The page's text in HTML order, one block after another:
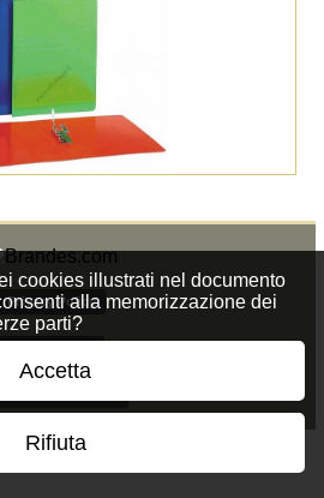
cookies illustrati nel documento
alla memorizzazione dei
parti?
Accetta
Rifiuta
Privacy Policy